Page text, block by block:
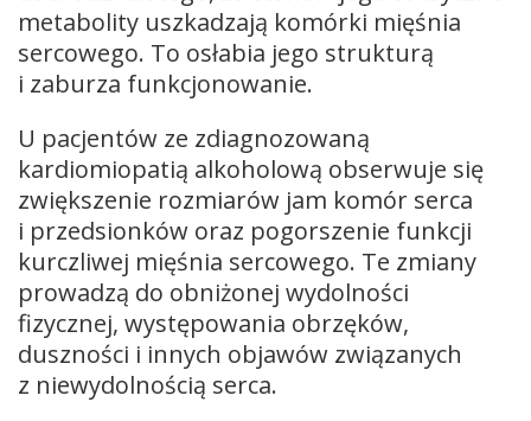
metabolity uszkadzają komórki mięśnia
sercowego. To osłabia jego strukturą
i zaburza funkcjonowanie.
U pacjentów ze zdiagnozowaną
kardiomiopatią alkoholową obserwuje się
zwiększenie rozmiarów jam komór serca
i przedsionków oraz pogorszenie funkcji
kurczliwej mięśnia sercowego. Te zmiany
prowadzą do obniżonej wydolności
fizycznej, występowania obrzęków,
duszności i innych objawów związanych
z niewydolnością serca.